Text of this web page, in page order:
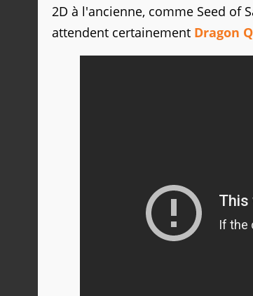
2D à l'ancienne, comme Seed of
attendent certainement Dragon